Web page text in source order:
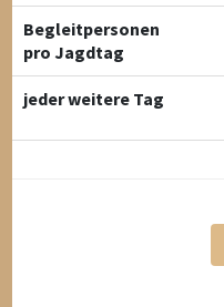
Begleitpersonen
pro Jagdtag
jeder weitere Tag